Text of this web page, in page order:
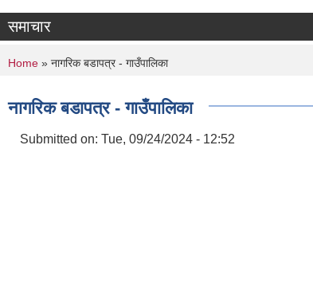
समाचार
You are here
Home » नागरिक बडापत्र - गाउँपालिका
नागरिक बडापत्र - गाउँपालिका
Submitted on: Tue, 09/24/2024 - 12:52